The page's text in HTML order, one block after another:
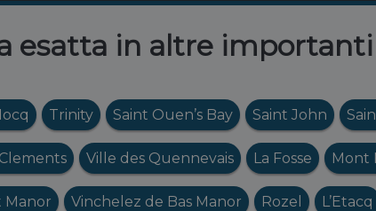
esatta in altre
Trinity Saint Ouen’s Bay Saint John
Ville des Quennevais La Fosse Mont
Manor Vinchelez de Bas Manor Rozel L’Etacq